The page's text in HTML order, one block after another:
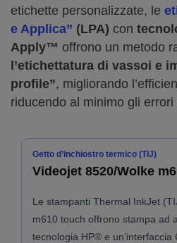
etichette personalizzate, le
e Applica” (LPA) con
Apply™ offrono un metodo
l’etichettatura di vassoi e
profile”, migliorando
riducendo al minimo gli
Getto d’inchiostro termico (TIJ)
Videojet 8520/Wolke
Le stampanti Thermal InkJet
m610 touch offrono stampa ad
tecnologia HP® e un’interfaccia